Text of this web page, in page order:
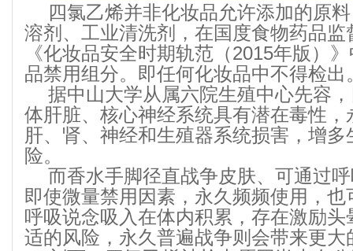
四氯乙烯并非化妆品允许添加的原
溶剂、工业清洗剂，在国度食物药品
《化妆品安全时期轨范（2015年版）
品禁用组分。即任何化妆品中不得检出
据中山大学从属六院生殖中心先容
体肝脏、核心神经系统具有潜在毒性
肝、肾、神经和生殖器系统损害，增
险。
而香水手脚径直战争皮肤、可通过
即使微量禁用因素，永久频频使用，
呼吸说念吸入在体内积累，存在激励
适的风险，永久普遍战争则会带来更大